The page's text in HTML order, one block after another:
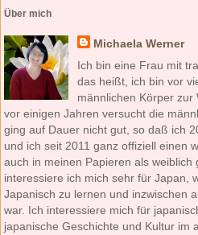
Über mich
Michaela Werner
Ich bin eine Frau mit
das heißt, ich bin vor
männlichen Körper
vor einigen Jahren versucht die
ging auf Dauer nicht gut, so daß ich
und ich seit 2011 ganz offiziell einen
auch in meinen Papieren als weiblich
interessiere ich mich sehr für Japan,
Japanisch zu lernen und inzwischen
war. Ich interessiere mich für
japanische Geschichte und Kultur im